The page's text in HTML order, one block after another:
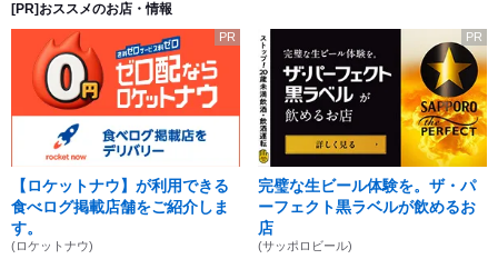
[PR]おススメのお店・情報
PR
【ロケットナウ】が利用できる
食べログ掲載店舗をご紹介しま
す。
(ロケットナウ)
PR
完璧な生ビール体験を。ザ・パ
ーフェクト黒ラベルが飲めるお
店
(サッポロビール)